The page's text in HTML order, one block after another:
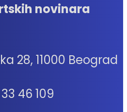
novinara
28, 11000 Beograd
46 109